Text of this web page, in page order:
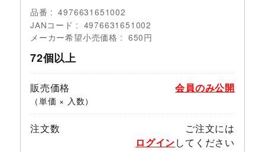
品番
4976631651002
JANコード
4976631651002
メーカー希望小売価格
650円
72個以上
販売価格
（単価 × 入数）
会員のみ公開
注文数
ご注文には
ログインしてください